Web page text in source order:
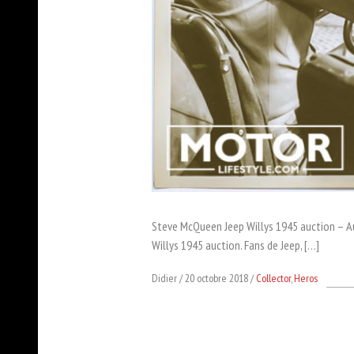
Steve McQueen Jeep Willys 1945 auction –
Willys 1945 auction. Fans de Jeep, […]
Didier 20 octobre 2018 Collector,Heros